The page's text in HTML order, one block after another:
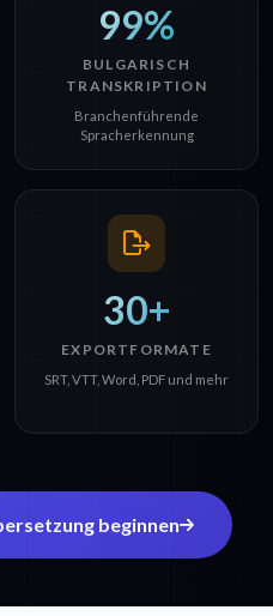
99%
BULGARISCH
TRANSKRIPTION
Branchenführende
Spracherkennung
30+
EXPORTFORMATE
SRT, VTT, Word, PDF und mehr
beginnen